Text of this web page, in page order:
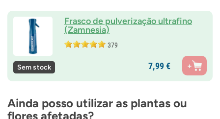
Frasco de pulverização ultrafino
(Zamnesia)
379
Sem stock 7,99€
Ainda posso utilizar as plantas ou
flores afetadas?